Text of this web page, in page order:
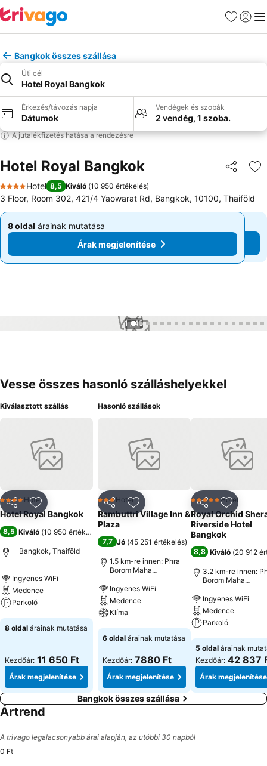
Kedvencek
Bangkok összes szállása
Úti cél
Hotel Royal Bangkok
Érkezés/távozás napja
Dátumok
Vendégek és szobák
2 vendég, 1 szoba.
A jutalékfizetés hatása a rendezésre
Hotel Royal Bangkok
4 Kategória
Hotel 8,5 Kiváló (10 950 értékelés)
3 Floor, Room 302, 421/4 Yaowarat Rd, Bangkok, 10100, Thaiföld
8 oldal árainak mutatása
Kezdőár:
Árak megjelenítése
8 oldal árainak mutatása
Kezdőár:
11 650 Ft Árak megjelenítése
1 / 45
Vesse összes hasonló szálláshelyekkel
Kiválasztott szállás
MegosztásHozzáadás a kedvencekhez
4 Kategória
Hotel
Hotel Royal Bangkok
8,5 Kiváló (10 950 értékelés
Bangkok, Thaiföld
Ingyenes WiFi
Medence
Parkoló
Árak megjelenítése
8 oldal árainak mutatása
Kezdőár: 11 650 Ft
Árak megjelenítése
Hasonló szállások
MegosztásHozzáadás a kedvencekhez
3 Kategória
Hotel
Rambuttri Village Inn &
Plaza
7,7 Jó (45 251 értékelés)
1.5 km-re innen: Phra
Borom Maha
Ingyenes WiFi
Medence
Klíma
Árak megjelenítése
6 oldal árainak mutatása
Kezdőár: 7880 Ft
Árak megjelenítése
Megosztás
5 KategóriaHotel
Royal Orchid
Riverside Hotel
Bangkok
8,8 Kiváló (20 912
3.2 km-re innen:
Borom Maha
Ingyenes WiFi
Medence
Parkoló
Árak
5 oldal árainak
Kezdőár: 42 837
Árak megjelenítése
Bangkok összes szállása
Ártrend
A trivago legalacsonyabb árai alapján, az utóbbi 30 napból
0 Ft